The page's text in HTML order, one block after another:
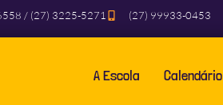
/ (27) 3225-5271 (27) 99933-0453
A Escola Calendário